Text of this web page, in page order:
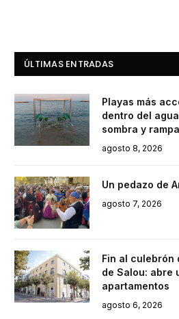
ÚLTIMAS ENTRADAS
Playas más
dentro del
sombra y
agosto 8, 2026
Un pedazo de
agosto 7, 2026
Fin al culebrón
de Salou: abre
apartamentos
agosto 6, 2026